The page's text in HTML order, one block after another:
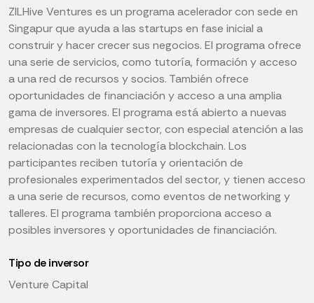
ZILHive Ventures es un programa acelerador con sede en
Singapur que ayuda a las startups en fase inicial a
construir y hacer crecer sus negocios. El programa ofrece
una serie de servicios, como tutoría, formación y acceso
a una red de recursos y socios. También ofrece
oportunidades de financiación y acceso a una amplia
gama de inversores. El programa está abierto a nuevas
empresas de cualquier sector, con especial atención a las
relacionadas con la tecnología blockchain. Los
participantes reciben tutoría y orientación de
profesionales experimentados del sector, y tienen acceso
a una serie de recursos, como eventos de networking y
talleres. El programa también proporciona acceso a
posibles inversores y oportunidades de financiación.
Tipo de inversor
Venture Capital